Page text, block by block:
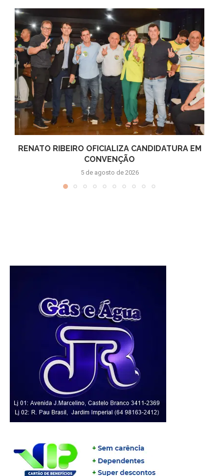
RENATO RIBEIRO OFICIALIZA CANDIDATURA EM
CONVENÇÃO
5 de agosto de 2026